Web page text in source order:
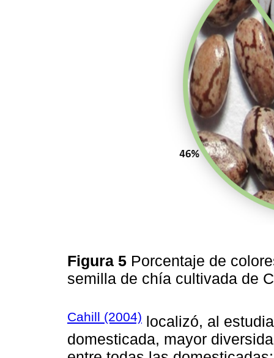
Figura 5 Porcentaje de
semilla de chía cultivada de
Cahill (2004) localizó, al
domesticada, mayor